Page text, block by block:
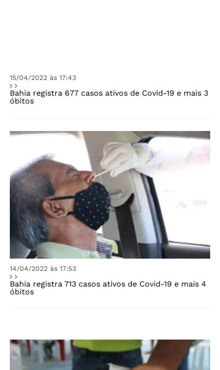
15/04/2022 às 17:43
Bahia registra 677 casos ativos de Covid-19 e mais 3
óbitos
14/04/2022 às 17:53
Bahia registra 713 casos ativos de Covid-19 e mais 4
óbitos